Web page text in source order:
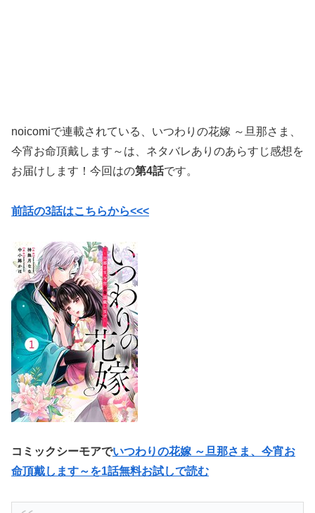
noicomiで連載されている、いつわりの花嫁 ～旦那さま、
今宵お命頂戴します～は、ネタバレありのあらすじ感想を
お届けします！今回はの第4話です。
前話の3話はこちらから<<<
コミックシーモアでいつわりの花嫁 ～旦那さま、今宵お
命頂戴します～を1話無料お試しで読む